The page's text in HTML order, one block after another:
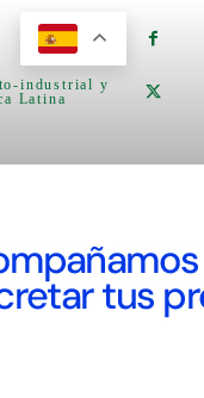
industrial y
Latina